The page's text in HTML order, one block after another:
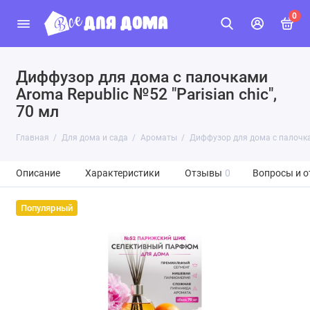
0
Диффузор для дома с палочками
Aroma Republic №52 "Parisian chic",
70 мл
Главная Для дома и сада Ароматы Диффузор для дома с
Описание Характеристики Отзывы 0 Вопросы и
Популярный